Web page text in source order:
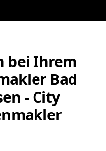
bei Ihrem
Bad
- City